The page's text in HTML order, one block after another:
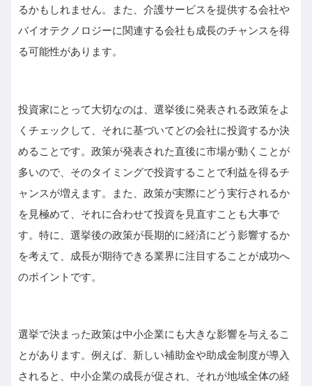
るかもしれません。また、介護サービスを提供する会社や
バイオテクノロジーに関連する会社も成長のチャンスを得
る可能性があります。
投資家にとって大切なのは、選挙後に発表される政策をよ
くチェックして、それに基づいてどの会社に投資するか決
めることです。政策が発表された直後に市場が動くことが
多いので、そのタイミングで投資することで利益を得るチ
ャンスが増えます。また、政策が実際にどう実行されるか
を見極めて、それに合わせて投資を見直すことも大事で
す。特に、選挙後の政策が長期的に経済にどう影響するか
を考えて、成長が期待できる業界に注目することが成功へ
のポイントです。
選挙で決まった政策は中小企業にも大きな影響を与えるこ
とがあります。例えば、新しい補助金や助成金制度が導入
されると、中小企業の成長が促され、それが地域全体の経